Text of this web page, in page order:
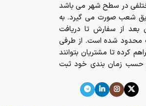
در سطح شهر می باشد
شعب صورت می گیرد. به
از سفارش تا دریافت
محدود شده است. از طرفی
کرده تا مشتریان بتوانند
حسب زمان بندی خود ثبت